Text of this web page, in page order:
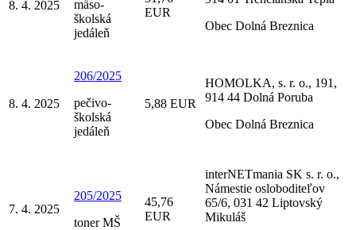
8. 4. 2025
mäso-
školská
jedáleň
EUR
Obec Dolná Breznica
8. 4. 2025
206/2025
pečivo-
školská
jedáleň
5,88 EUR
HOMOLKA, s. r. o., 191,
914 44 Dolná Poruba
Obec Dolná Breznica
7. 4. 2025
205/2025
toner MŠ
45,76
EUR
interNETmania SK s. r. o.,
Námestie osloboditeľov
65/6, 031 42 Liptovský
Mikuláš